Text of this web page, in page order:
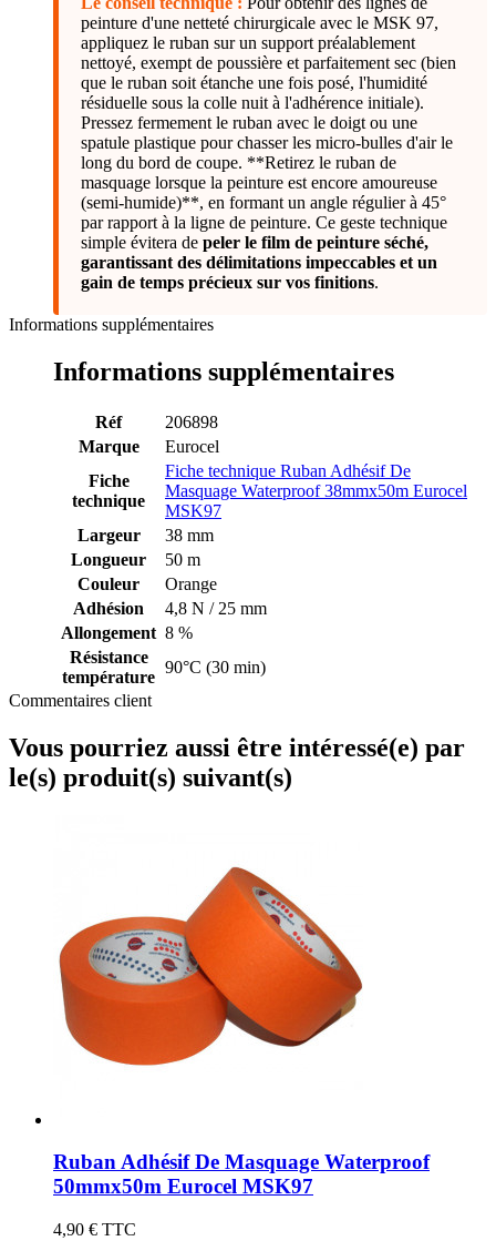
peinture d'une netteté chirurgicale avec le MSK 97,
appliquez le ruban sur un support préalablement
nettoyé, exempt de poussière et parfaitement sec (bien
que le ruban soit étanche une fois posé, l'humidité
résiduelle sous la colle nuit à l'adhérence initiale).
Pressez fermement le ruban avec le doigt ou une
spatule plastique pour chasser les micro-bulles d'air le
long du bord de coupe. **Retirez le ruban de
masquage lorsque la peinture est encore amoureuse
(semi-humide)**, en formant un angle régulier à 45°
par rapport à la ligne de peinture. Ce geste technique
simple évitera de peler le film de peinture séché,
garantissant des délimitations impeccables et un
gain de temps précieux sur vos finitions.
Informations supplémentaires
Informations supplémentaires
Réf
206898
Marque
Eurocel
Fiche
technique
Fiche technique Ruban Adhésif De
Masquage Waterproof 38mmx50m Eurocel
MSK97
Largeur
38 mm
Longueur
50 m
Couleur
Orange
Adhésion
4,8 N / 25 mm
Allongement 8 %
Résistance
température
90°C (30 min)
Commentaires client
Vous pourriez aussi être intéressé(e) par
le(s) produit(s) suivant(s)
Ruban Adhésif De Masquage Waterproof
50mmx50m Eurocel MSK97
4,90 € TTC